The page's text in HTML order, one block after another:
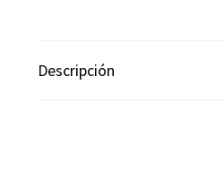
Descripción